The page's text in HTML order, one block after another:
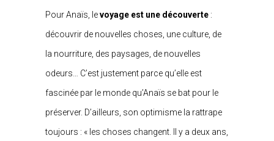
Pour Anaïs, levoyage est une découverte :
découvrir de nouvelles choses, une culture, de
la nourriture, des paysages, de nouvelles
odeurs… C’est justement parce qu’elle est
fascinée par le monde qu’Anaïs se bat pour le
préserver. D’ailleurs, son optimisme la rattrape
toujours : « les choses changent. Il y a deux ans,